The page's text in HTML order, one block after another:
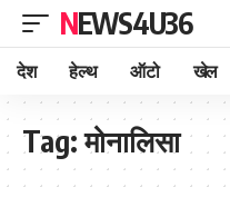
NEWS4U36
देश हेल्थ ऑटो खेल
Tag:मोनालिसा